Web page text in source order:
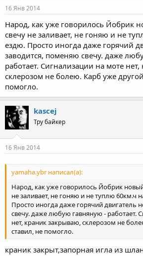
16 Янв 2014
Народ, как уже говорилось Йобрик
свечу не заливает, не гоняю и не
ездю. Просто иногда даже горячий
заводится, поменяю свечу. даже
работает. Сигнализации на моте
склерозом не болею. Карб уже
помогло.
kascej
Тру байкер
16 Янв 2014
yamaha.ybr написал(а):
Народ, как уже говорилось Йобрик
не заливает, не гоняю и не туплю 60км.ч
Просто иногда даже горячий двигатель
свечу. даже любую гавняную - работает.
нет, краник закрываю, склерозом не
ставил, не помогло.
краник закрыт,запорная игла из